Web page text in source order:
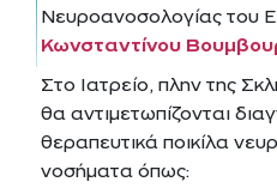
Νευροανοσολογίας του
Κωνσταντίνου
Στο Ιατρείο, πλην της
θα αντιμετωπίζονται
θεραπευτικά ποικίλα
νοσήματα όπως: